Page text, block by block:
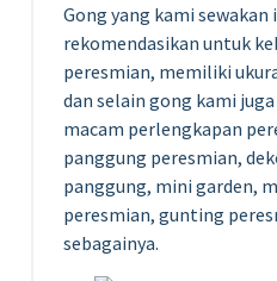
Gong yang kami sewakan
rekomendasikan untuk
peresmian, memiliki
dan selain gong kami
macam perlengkapan
panggung peresmian,
panggung, mini garden,
peresmian, gunting
sebagainya.